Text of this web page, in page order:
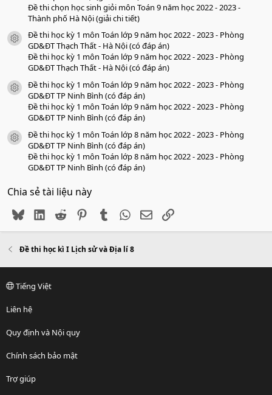
Đề thi chọn học sinh giỏi môn Toán 9 năm học 2022 - 2023 -
Thành phố Hà Nội (giải chi tiết)
icon tài liệu
Đề thi học kỳ 1 môn Toán lớp 9 năm học 2022 - 2023 - Phòng
GD&ĐT Thạch Thất - Hà Nội (có đáp án)
Đề thi học kỳ 1 môn Toán lớp 9 năm học 2022 - 2023 - Phòng
GD&ĐT Thạch Thất - Hà Nội (có đáp án)
icon tài liệu
Đề thi học kỳ 1 môn Toán lớp 9 năm học 2022 - 2023 - Phòng
GD&ĐT TP Ninh Bình (có đáp án)
Đề thi học kỳ 1 môn Toán lớp 9 năm học 2022 - 2023 - Phòng
GD&ĐT TP Ninh Bình (có đáp án)
icon tài liệu
Đề thi học kỳ 1 môn Toán lớp 8 năm học 2022 - 2023 - Phòng
GD&ĐT TP Ninh Bình (có đáp án)
Đề thi học kỳ 1 môn Toán lớp 8 năm học 2022 - 2023 - Phòng
GD&ĐT TP Ninh Bình (có đáp án)
Chia sẻ tài liệu này
BlueskyLinkedIn
Reddit PinterestTumblr WhatsApp
EmailLink
Đề thi học kì I Lịch sử và Địa lí 8
Tiếng Việt
Liên hệ
Quy định và Nội quy
Chính sách bảo mật
Trợ giúp